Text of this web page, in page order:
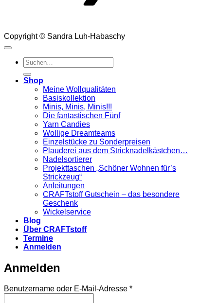
Copyright © Sandra Luh-Habaschy
Suchen
nach:
Shop
Meine Wollqualitäten
Basiskollektion
Minis, Minis, Minis!!!
Die fantastischen Fünf
Yarn Candies
Wollige Dreamteams
Einzelstücke zu Sonderpreisen
Plauderei aus dem Stricknadelkästchen…
Nadelsortierer
Projekttaschen „Schöner Wohnen für’s
Strickzeug“
Anleitungen
CRAFTstoff Gutschein – das besondere
Geschenk
Wickelservice
Blog
Über CRAFTstoff
Termine
Anmelden
Anmelden
Benutzername oder E-Mail-Adresse *Erforderlich